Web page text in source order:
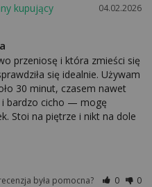
04.02.2026
przeniosę i która zmieści się
się idealnie. Używam
30 minut, czasem nawet
i bardzo cicho — mogę
Stoi na piętrze i nikt na dole
była pomocna? 0 0